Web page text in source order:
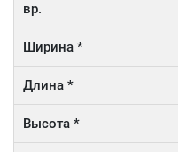
вр.
Ширина *
Длина *
Высота *